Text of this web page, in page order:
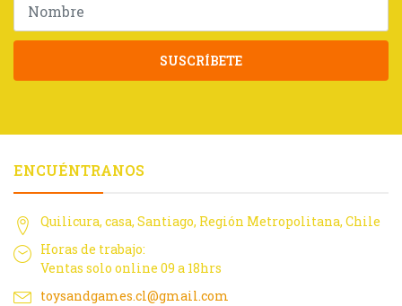
SUSCRÍBETE
ENCUÉNTRANOS
Quilicura, casa, Santiago, Región Metropolitana, Chile
Horas de trabajo:
Ventas solo online 09 a 18hrs
toysandgames.cl@gmail.com